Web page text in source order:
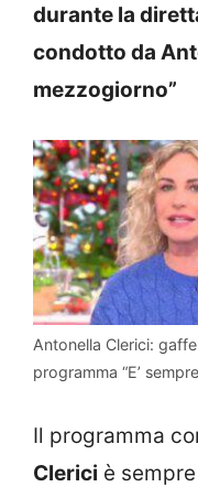
durante la
condotto da
mezzogiorno”
Antonella Clerici:
programma “E’
Il programma
Clerici è